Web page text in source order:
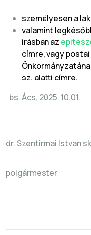
személyesen a
valamint
írásban az
címre, vagy
sz. alatti címre.
Ács, 2025. 10.01.
dr. Szentirmai István
polgármester